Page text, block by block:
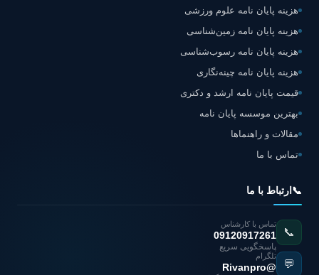
هزینه پایان نامه علوم ورزشی
هزینه پایان نامه زمین‌شناسی
هزینه پایان نامه رسوب‌شناسی
هزینه پایان نامه چینه‌نگاری
قیمت پایان نامه ارشد و دکتری
بهترین موسسه پایان نامه
مقالات و راهنماها
تماس با ما
📞 ارتباط با ما
📞
تماس با کارشناس
09120917261
پاسخگویی سریع
💬
تلگرام
@Rivanpro